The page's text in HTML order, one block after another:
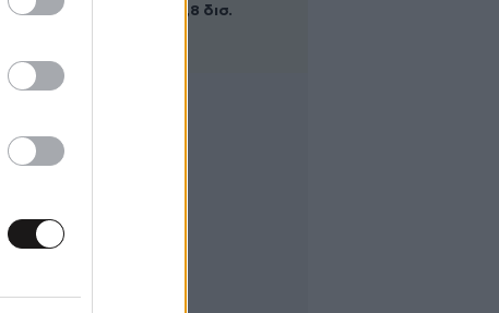
κοστίσει 16,8 δισ.